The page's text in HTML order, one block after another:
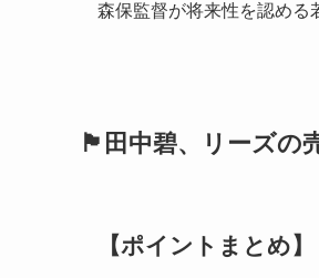
森保監督が将来性を認める
🏴󠁧󠁢󠁥󠁮󠁧󠁿田中碧、リーズ
【ポイントまとめ】